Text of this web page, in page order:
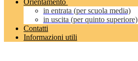
Orientamento
in entrata (per scuola media)
in uscita (per quinto superiore)
Contatti
Informazioni utili